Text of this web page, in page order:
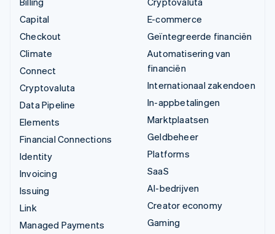
Capital
Checkout
Climate
Connect
Cryptovaluta
Data Pipeline
Elements
Financial Connections
Identity
Invoicing
Issuing
Link
Managed Payments
E-commerce
Geïntegreerde financiën
Automatisering van
financiën
Internationaal zakendoen
In-appbetalingen
Marktplaatsen
Geldbeheer
Platforms
SaaS
AI-bedrijven
Creator economy
Gaming